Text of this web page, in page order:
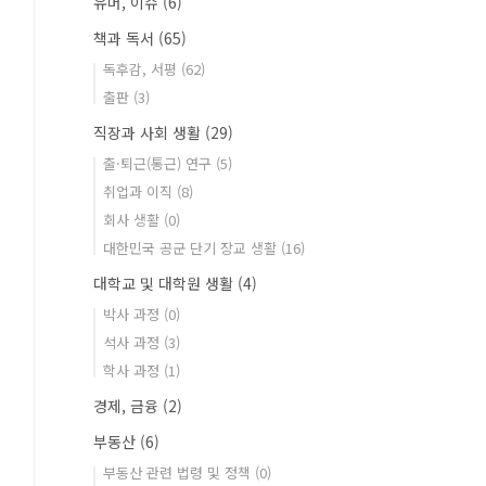
책과 독서 (65)
독후감, 서평 (62)
출판 (3)
직장과 사회 생활 (29)
출·퇴근(통근) 연구 (5)
취업과 이직 (8)
회사 생활 (0)
대한민국 공군 단기 장교 생활 (16)
대학교 및 대학원 생활 (4)
박사 과정 (0)
석사 과정 (3)
학사 과정 (1)
경제, 금융 (2)
부동산 (6)
부동산 관련 법령 및 정책 (0)